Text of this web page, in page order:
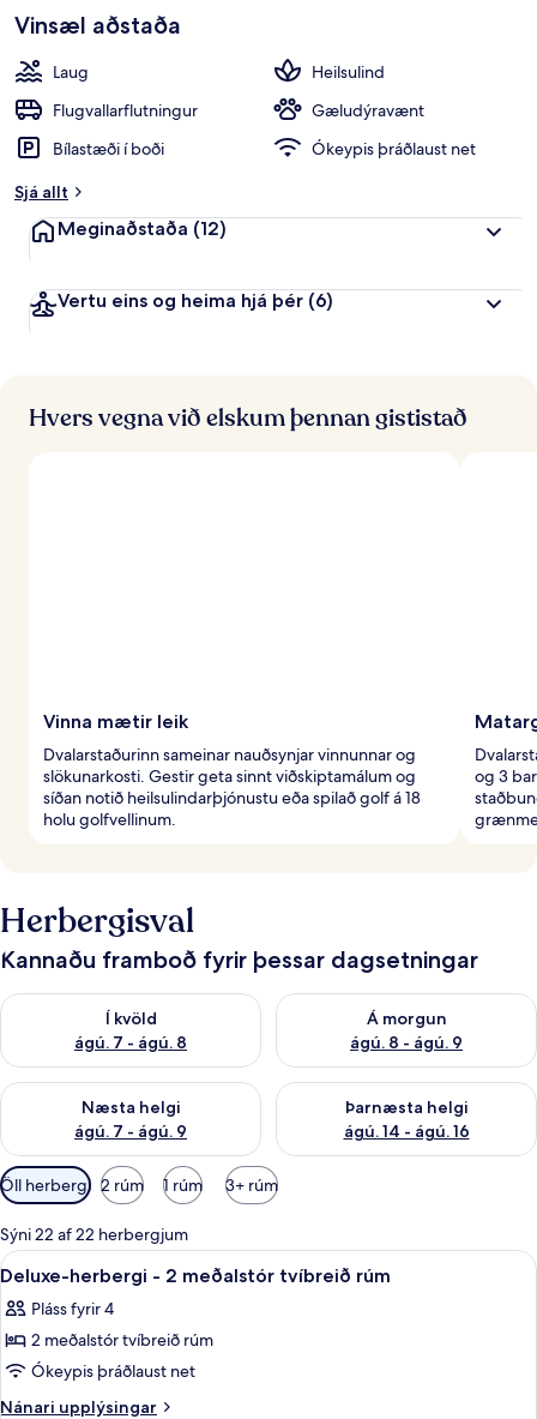
Vinsæl aðstaða
Laug
Heilsulind
Flugvallarflutningur
Gæludýravænt
Bílastæði í boði
Ókeypis þráðlaust net
Sjá allt
Meginaðstaða (12)
Vertu eins og heima hjá þér (6)
Hvers vegna við elskum þennan gististað
Vinna mætir leik
Dvalarstaðurinn sameinar nauðsynjar vinnunnar og
slökunarkosti. Gestir geta sinnt viðskiptamálum og
síðan notið heilsulindarþjónustu eða spilað golf á 18
holu golfvellinum.
og 3
Herbergisval
Kannaðu framboð fyrir þessar dagsetningar
Í kvöld
ágú. 7 - ágú. 8
Athuga framboð í kvöld ágú. 7 - ágú. 8
Á morgun
ágú. 8 - ágú. 9
Athuga framboð á morgun
Næsta helgi
ágú. 7 - ágú. 9
Athuga framboð næstu helgi ágú. 7 - ágú. 9
Þarnæsta helgi
ágú. 14 - ágú. 16
Athuga framboð þarnæstu
Síur
í
boði
fyrir
herbergi
Öll herbergi 2 rúm 1 rúm 3+ rúm
Sýni 22 af 22 herbergjum
Skoða
allar
myndir
fyrir
Deluxe-
herbergi
Deluxe-herbergi - 2 meðalstór
6
Deluxe-herbergi - 2 meðalstór tvíbreið rúm
Pláss fyrir 4
2 meðalstór tvíbreið rúm
Ókeypis þráðlaust net
Nánari upplýsingar
Nánari